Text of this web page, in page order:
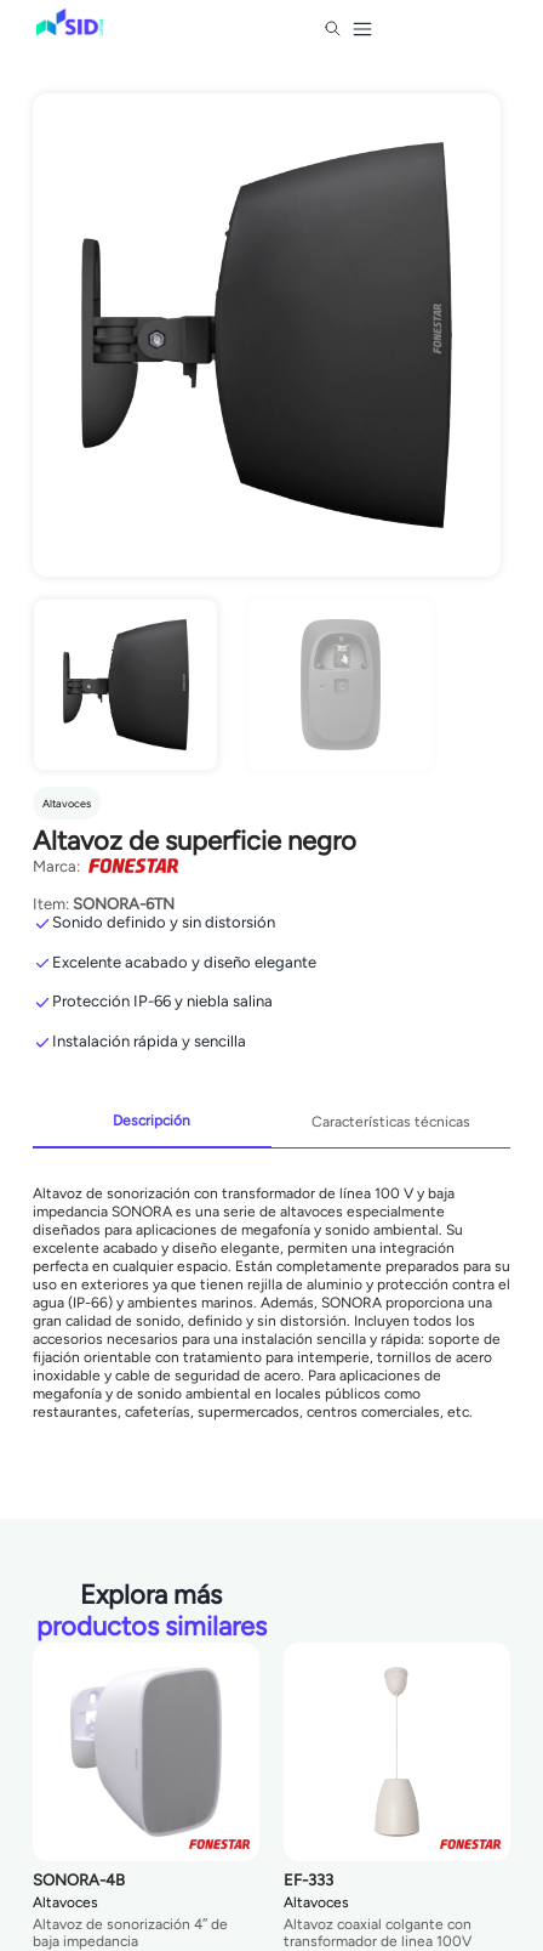
Altavoces
Altavoz de superficie negro
Marca:
Item: SONORA-6TN
Sonido definido y sin distorsión
Excelente acabado y diseño elegante
Protección IP-66 y niebla salina
Instalación rápida y sencilla
Descripción Características técnicas
Altavoz de sonorización con transformador de línea 100 V y baja
impedancia SONORA es una serie de altavoces especialmente
diseñados para aplicaciones de megafonía y sonido ambiental. Su
excelente acabado y diseño elegante, permiten una integración
perfecta en cualquier espacio. Están completamente preparados para su
uso en exteriores ya que tienen rejilla de aluminio y protección contra el
agua (IP-66) y ambientes marinos. Además, SONORA proporciona una
gran calidad de sonido, definido y sin distorsión. Incluyen todos los
accesorios necesarios para una instalación sencilla y rápida: soporte de
fijación orientable con tratamiento para intemperie, tornillos de acero
inoxidable y cable de seguridad de acero. Para aplicaciones de
megafonía y de sonido ambiental en locales públicos como
restaurantes, cafeterías, supermercados, centros comerciales, etc.
Explora más
productos similares
SONORA-4B
Altavoces
Altavoz de sonorización 4″ de
baja impedancia
EF-333
Altavoces
Altavoz coaxial colgante con
transformador de linea 100V